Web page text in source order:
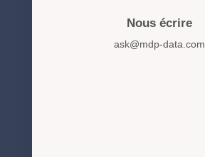
Nous écrire
ask@mdp-data.com